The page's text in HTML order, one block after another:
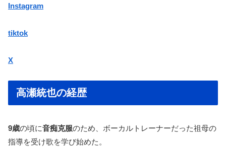
Instagram
tiktok
X
高瀬統也の経歴
9歳の頃に音痴克服のため、ボーカルトレーナーだった祖母の
指導を受け歌を学び始めた。